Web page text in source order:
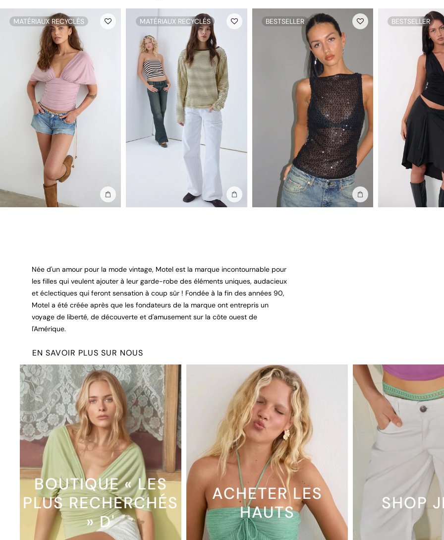
MATÉRIAUX RECYCLÉS
Ajouter au sac
MATÉRIAUX RECYCLÉS
Ajouter au sac
BESTSELLER
Ajouter au sac
BESTSELLER
Née d'un amour pour la mode vintage, Motel est la marque incontournable pour
les filles qui veulent ajouter à leur garde-robe des éléments uniques, audacieux
et éclectiques qui feront sensation à coup sûr ! Fondée à la fin des années 90,
Motel a été créée après que les fondateurs de la marque ont entrepris un
voyage de liberté, de découverte et d'amusement sur la côte ouest de
l'Amérique.
EN SAVOIR PLUS SUR NOUS
BOUTIQUE « LES
PLUS RECHERCHÉS
» D'
ACHETER LES
HAUTS
SHOP